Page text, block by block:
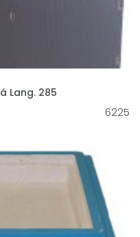
Lang. 285
6225